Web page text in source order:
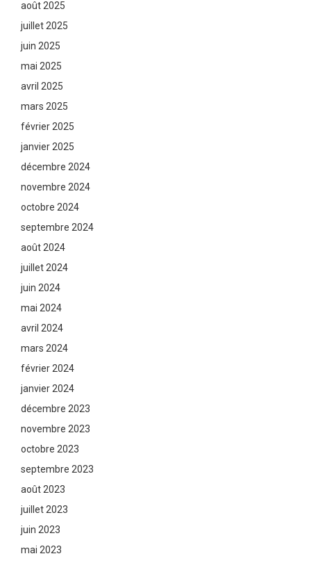
août 2025
juillet 2025
juin 2025
mai 2025
avril 2025
mars 2025
février 2025
janvier 2025
décembre 2024
novembre 2024
octobre 2024
septembre 2024
août 2024
juillet 2024
juin 2024
mai 2024
avril 2024
mars 2024
février 2024
janvier 2024
décembre 2023
novembre 2023
octobre 2023
septembre 2023
août 2023
juillet 2023
juin 2023
mai 2023